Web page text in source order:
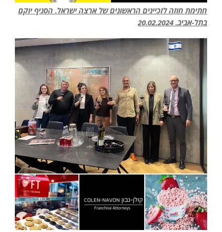
חתימת חוזה לזכיינים הראשונים של ארצה ישראל. הסניף יוקם
בתל-אביב. 20.02.2024